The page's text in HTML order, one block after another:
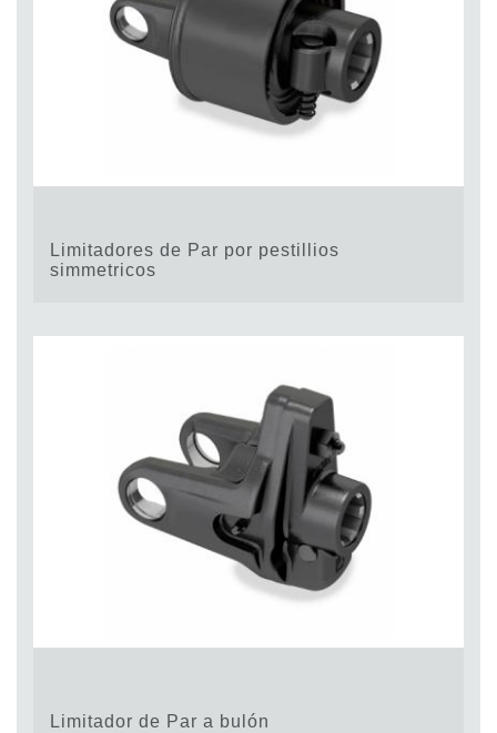
Limitadores de Par por pestillios
simmetricos
Limitador de Par a bulón